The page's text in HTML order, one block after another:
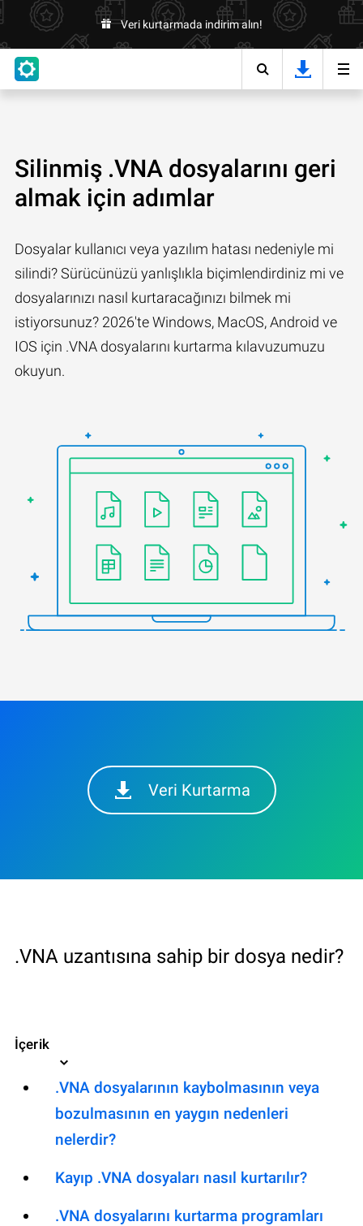
Veri kurtarmada indirim alın!
Silinmiş .VNA dosyalarını geri
almak için adımlar
Dosyalar kullanıcı veya yazılım hatası nedeniyle mi
silindi? Sürücünüzü yanlışlıkla biçimlendirdiniz mi ve
dosyalarınızı nasıl kurtaracağınızı bilmek mi
istiyorsunuz? 2026'te Windows, MacOS, Android ve
IOS için .VNA dosyalarını kurtarma kılavuzumuzu
okuyun.
Veri Kurtarma
.VNA uzantısına sahip bir dosya nedir?
İçerik
.VNA dosyalarının kaybolmasının veya
bozulmasının en yaygın nedenleri
nelerdir?
Kayıp .VNA dosyaları nasıl kurtarılır?
.VNA dosyalarını kurtarma programları